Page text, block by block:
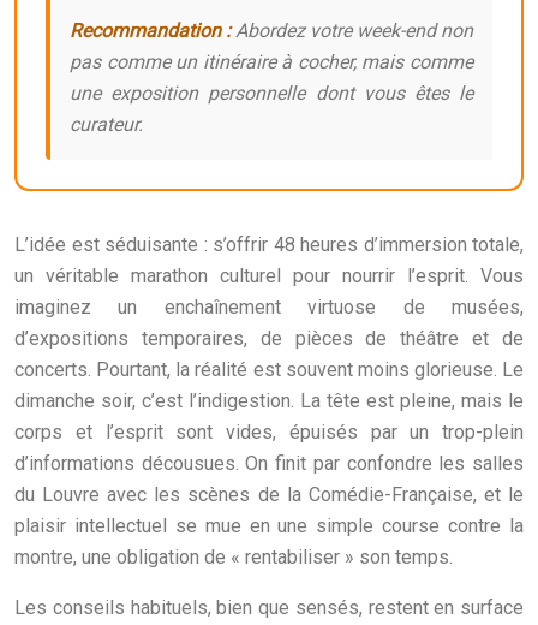
Recommandation :Abordez votre week-end non
pas comme un itinéraire à cocher, mais comme
une exposition personnelle dont vous êtes le
curateur.
L’idée est séduisante : s’offrir 48 heures d’immersion totale,
un véritable marathon culturel pour nourrir l’esprit. Vous
imaginez un enchaînement virtuose de musées,
d’expositions temporaires, de pièces de théâtre et de
concerts. Pourtant, la réalité est souvent moins glorieuse. Le
dimanche soir, c’est l’indigestion. La tête est pleine, mais le
corps et l’esprit sont vides, épuisés par un trop-plein
d’informations décousues. On finit par confondre les salles
du Louvre avec les scènes de la Comédie-Française, et le
plaisir intellectuel se mue en une simple course contre la
montre, une obligation de « rentabiliser » son temps.
Les conseils habituels, bien que sensés, restent en surface